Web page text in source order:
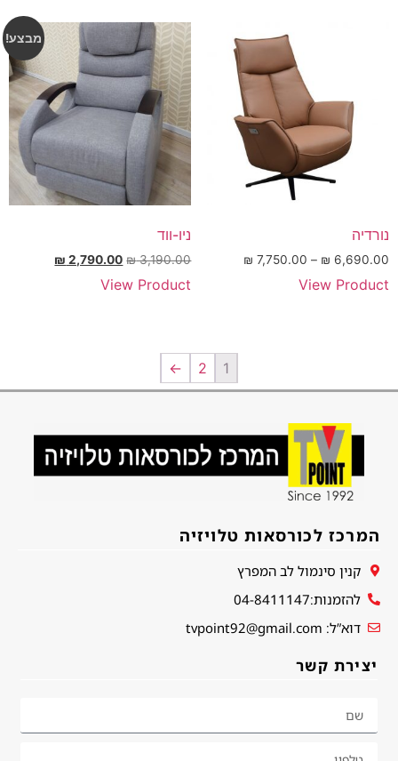
נורדיה
₪ 6,690.00
–
₪ 7,750.00
View Product
מבצע!
ניו-ווד
₪3,190.00
₪ 2,790.00
View Product
1
2
←
המרכז לכורסאות טלויזיה
קנין סינמול לב המפרץ
להזמנות:04-8411147
דוא”ל: tvpoint92@gmail.com
יצירת קשר